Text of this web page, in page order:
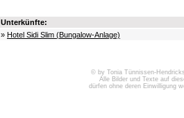
Unterkünfte:
» Hotel Sidi Slim (Bungalow-Anlage)
© by Tonia Tünnissen-
Alle Bilder und Texte auf
dürfen ohne deren Einwilligung